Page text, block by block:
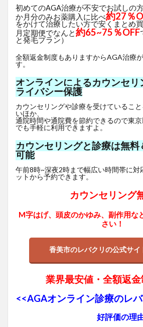
初めてのAGA治療が不安でお試しの
か月分のみお薬購入に比べ約27％
をかけて治療したい方で安くまとめ
月定期便でなんと約65~75％OFF
と発毛プラン）
全額返金制度もありますからAGA治療
す。
オンラインによるカウンセ
ライバシー保護
カウンセリングや診療を受けているこ
いほか、
通院時間や通院費を節約できるので東
でも手軽に利用できますよ。
カウンセリングと診療は無
可能
午前8時~深夜2時まで幅広い時間帯に対
ットから予約できます。
カウンセリング
M字はげ、頭皮のかゆみ、副作用な
さい！
香美市のレバクリの公式サイ
業界最安値・全額返金
<<AGAオンライン診療のレ
好評価の理